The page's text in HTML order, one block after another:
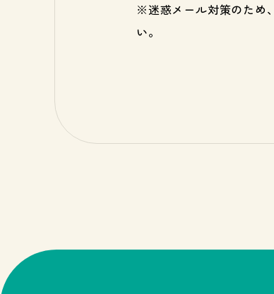
※迷惑メール対策のため
い。